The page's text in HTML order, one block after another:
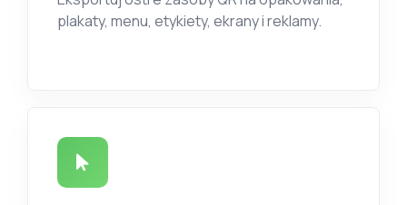
plakaty, menu, etykiety, ekrany i reklamy.